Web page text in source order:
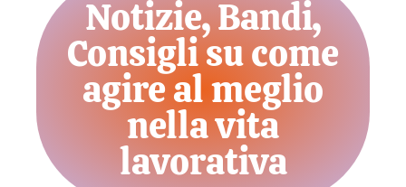
Notizie, Bandi,
Consigli su come
agire al meglio
nella vita
lavorativa